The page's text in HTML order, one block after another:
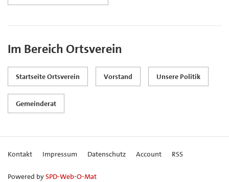
Im Bereich Ortsverein
Startseite Ortsverein Vorstand Unsere Politik
Gemeinderat
Kontakt Impressum Datenschutz Account RSS
Powered bySPD-Web-O-Mat